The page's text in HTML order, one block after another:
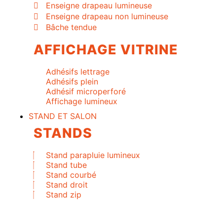
Enseigne drapeau lumineuse
Enseigne drapeau non lumineuse
Bâche tendue
AFFICHAGE VITRINE
Adhésifs lettrage
Adhésifs plein
Adhésif microperforé
Affichage lumineux
STAND ET SALON
STANDS
Stand parapluie lumineux
Stand tube
Stand courbé
Stand droit
Stand zip